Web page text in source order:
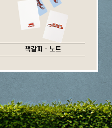
책갈피 · 노트